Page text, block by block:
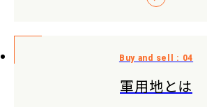
軍用地とは